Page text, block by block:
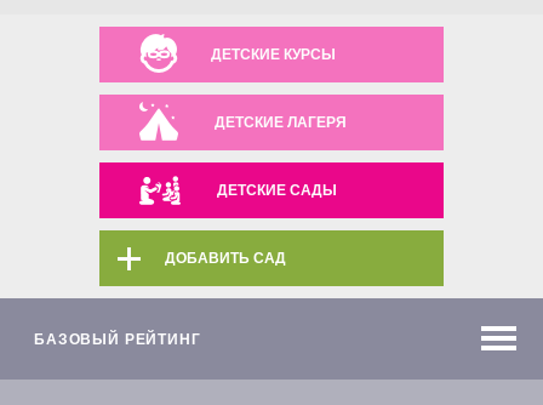
ДЕТСКИЕ КУРСЫ
ДЕТСКИЕ ЛАГЕРЯ
ДЕТСКИЕ САДЫ
ДОБАВИТЬ САД
БАЗОВЫЙ РЕЙТИНГ